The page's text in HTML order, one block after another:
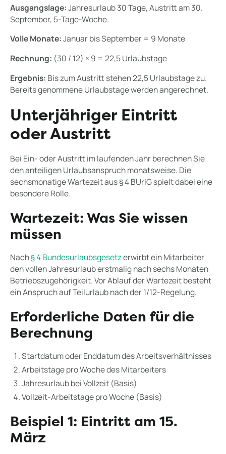
Ausgangslage:Jahresurlaub 30 Tage, Austritt am 30.
September, 5-Tage-Woche.
Volle Monate:Januar bis September = 9 Monate
Rechnung: (30 / 12) × 9 = 22,5 Urlaubstage
Ergebnis: Bis zum Austritt stehen 22,5 Urlaubstage zu.
Bereits genommene Urlaubstage werden angerechnet.
Unterjähriger Eintritt
oder Austritt
Bei Ein- oder Austritt im laufenden Jahr berechnen Sie
den anteiligen Urlaubsanspruch monatsweise. Die
sechsmonatige Wartezeit aus § 4 BUrlG spielt dabei eine
besondere Rolle.
Wartezeit: Was Sie wissen
müssen
Nach§ 4 Bundesurlaubsgesetzerwirbt ein Mitarbeiter
den vollen Jahresurlaub erstmalig nach sechs Monaten
Betriebszugehörigkeit. Vor Ablauf der Wartezeit besteht
ein Anspruch auf Teilurlaub nach der 1/12-Regelung.
Erforderliche Daten für die
Berechnung
Startdatum oder Enddatum des Arbeitsverhältnisses
Arbeitstage pro Woche des Mitarbeiters
Jahresurlaub bei Vollzeit (Basis)
Vollzeit-Arbeitstage pro Woche (Basis)
Beispiel 1: Eintritt am 15.
März